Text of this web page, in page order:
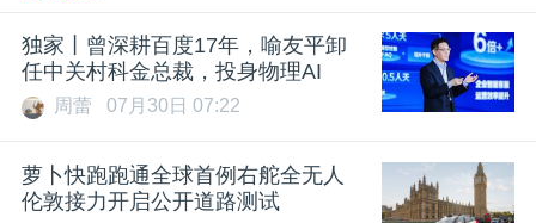
独家丨曾深耕百度17年，喻友平卸
任中关村科金总裁，投身物理AI
周蕾 07月30日 07:22
萝卜快跑跑通全球首例右舵全无人
伦敦接力开启公开道路测试